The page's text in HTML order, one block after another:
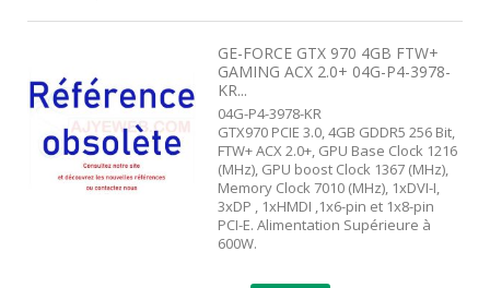
GE-FORCE GTX 970 4GB FTW+
GAMING ACX 2.0+ 04G-P4-3978-
KR...
04G-P4-3978-KR
GTX970 PCIE 3.0, 4GB GDDR5 256 Bit,
FTW+ ACX 2.0+, GPU Base Clock 1216
(MHz), GPU boost Clock 1367 (MHz),
Memory Clock 7010 (MHz), 1xDVI-I,
3xDP , 1xHMDI ,1x6-pin et 1x8-pin
PCI-E. Alimentation Supérieure à
600W.